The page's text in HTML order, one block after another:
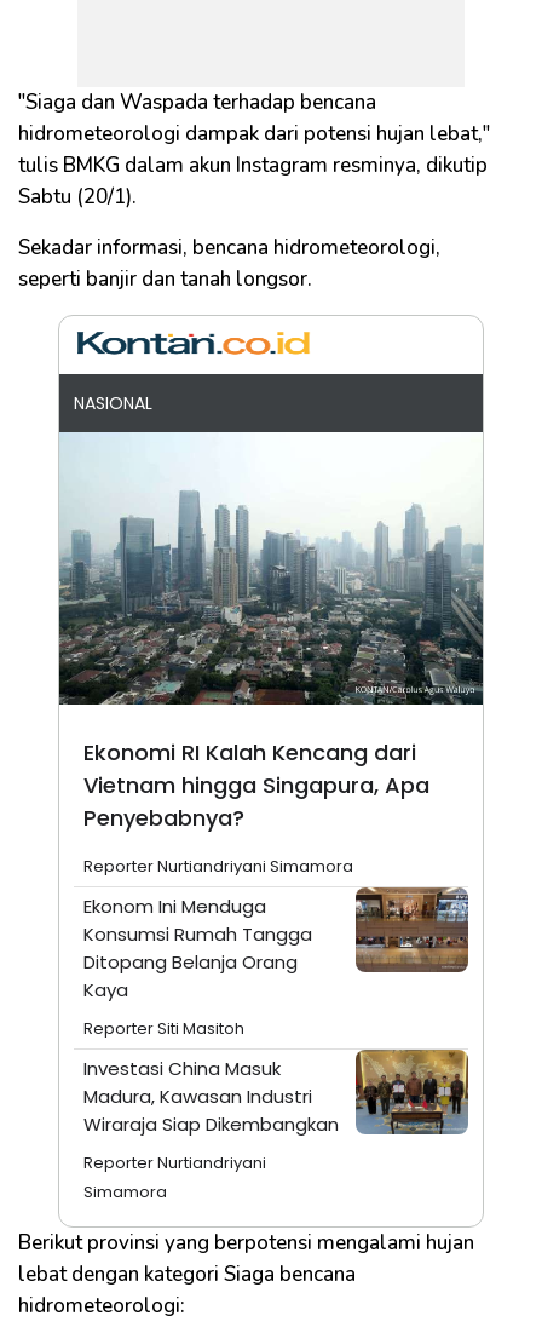
"Siaga dan Waspada terhadap bencana
hidrometeorologi dampak dari potensi hujan lebat,"
tulis BMKG dalam akun Instagram resminya, dikutip
Sabtu (20/1).
Sekadar informasi, bencana hidrometeorologi,
seperti banjir dan tanah longsor.
NASIONAL
Ekonomi RI Kalah Kencang dari
Vietnam hingga Singapura, Apa
Penyebabnya?
Reporter Nurtiandriyani Simamora
Ekonom Ini Menduga
Konsumsi Rumah Tangga
Ditopang Belanja Orang
Kaya
Reporter Siti Masitoh
Investasi China Masuk
Madura, Kawasan Industri
Wiraraja Siap Dikembangkan
Reporter Nurtiandriyani
Simamora
Berikut provinsi yang berpotensi mengalami hujan
lebat dengan kategori Siaga bencana
hidrometeorologi: